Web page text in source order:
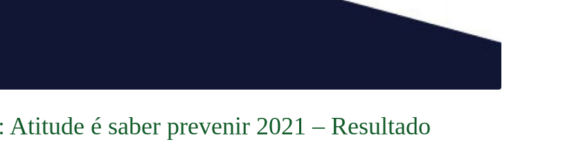
é saber prevenir 2021 – Resultado